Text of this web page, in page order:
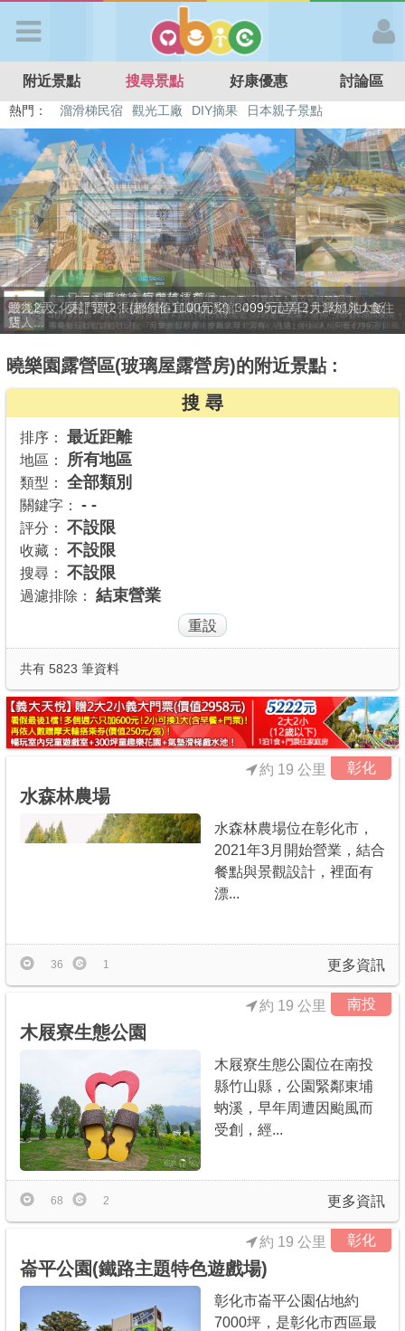
APP登入
首 頁
搜尋景點
好康優惠
最新消息
最新留言
商家合作
推薦景點
討論區
APP下載
附近景點 搜尋景點 好康優惠 討論區
熱門： 溜滑梯民宿 觀光工廠 DIY摘果
日本親子景點
特色遊戲場
親子住房優惠 台北親子餐廳 溫泉泡湯SPA
贈九族文化村門票2張(總價值1100元*2)！4099元享日月潭經典大飯
店...
曉樂園露營區(玻璃屋露營房)的附近景點 :
搜 尋
排序： 最近距離
地區： 所有地區
類型： 全部類別
關鍵字： - -
評分： 不設限
收藏： 不設限
搜尋： 不設限
過濾排除： 結束營業
共有 5823 筆資料
彰化
水森林農場
約 19 公里
水森林農場位在彰化市，
2021年3月開始營業，結合
餐點與景觀設計，裡面有
漂...
更多資訊
36 1
南投
木屐寮生態公園
約 19 公里
木屐寮生態公園位在南投
縣竹山縣，公園緊鄰東埔
蚋溪，早年周遭因颱風而
受創，經...
更多資訊
68 2
彰化
崙平公園(鐵路主題特色遊戲場)
約 19 公里
彰化市崙平公園佔地約
7000坪，是彰化市西區最